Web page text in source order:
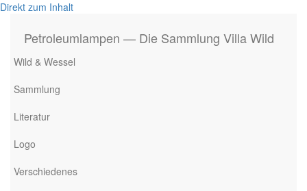
Direkt zum Inhalt
Petroleumlampen — Die Sammlung Villa Wild
Wild & Wessel
Sammlung
Literatur
Logo
Verschiedenes